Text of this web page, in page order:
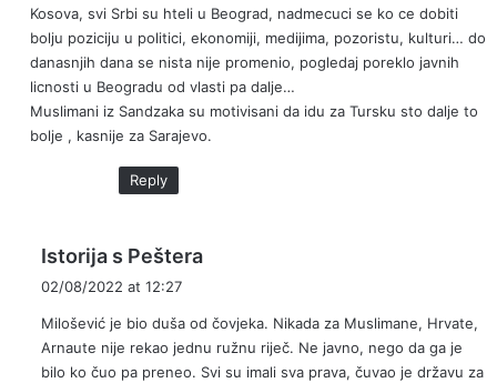
Kosova, svi Srbi su hteli u Beograd, nadmecuci se ko ce dobiti
bolju poziciju u politici, ekonomiji, medijima, pozoristu, kulturi… do
danasnjih dana se nista nije promenio, pogledaj poreklo javnih
licnosti u Beogradu od vlasti pa dalje…
Muslimani iz Sandzaka su motivisani da idu za Tursku sto dalje to
bolje , kasnije za Sarajevo.
Reply
Istorija s Peštera
s
:
02/08/2022 at 12:27
Milošević je bio duša od čovjeka. Nikada za Muslimane, Hrvate,
Arnaute nije rekao jednu ružnu riječ. Ne javno, nego da ga je
bilo ko čuo pa preneo. Svi su imali sva prava, čuvao je državu za